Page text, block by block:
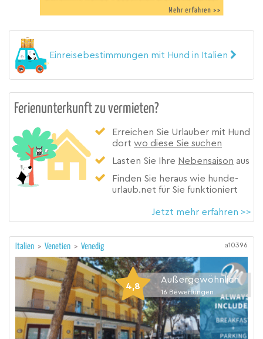
Einreisebestimmungen mit Hund in Italien
Ferienunterkunft zu vermieten?
Erreichen Sie Urlauber mit Hund
dort wo diese Sie suchen
Lasten Sie Ihre Nebensaison aus
Finden Sie heraus wie hunde-
urlaub.net für Sie funktioniert
Jetzt mehr erfahren >>
Italien > Venetien > Venedig a10396
4,8
Außergewöhnlich
16 Bewertungen